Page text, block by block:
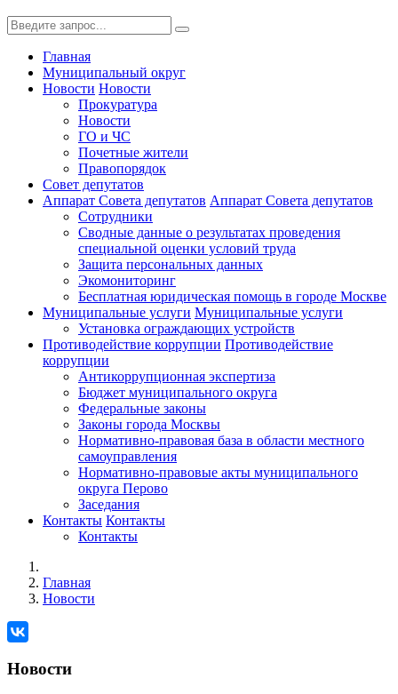
Главная
Муниципальный округ
Новости Новости
Прокуратура
Новости
ГО и ЧС
Почетные жители
Правопорядок
Совет депутатов
Аппарат Совета депутатов Аппарат Совета депутатов
Сотрудники
Сводные данные о результатах проведения
специальной оценки условий труда
Защита персональных данных
Экомониторинг
Бесплатная юридическая помощь в городе Москве
Муниципальные услуги Муниципальные услуги
Установка ограждающих устройств
Противодействие коррупции Противодействие
коррупции
Антикоррупционная экспертиза
Бюджет муниципального округа
Федеральные законы
Законы города Москвы
Нормативно-правовая база в области местного
самоуправления
Нормативно-правовые акты муниципального
округа Перово
Заседания
Контакты Контакты
Контакты
Главная
Новости
Новости